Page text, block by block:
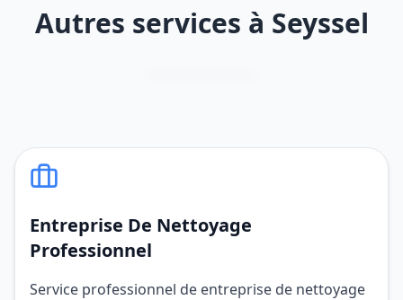
Autres services à Seyssel
Entreprise De Nettoyage
Professionnel
Service professionnel de entreprise de nettoyage